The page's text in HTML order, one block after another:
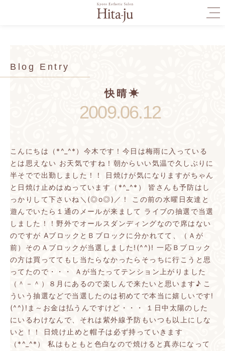
Blog Entry
快晴☀
2009.06.12
こんにちは（*^_^*）今木です！今日は梅雨に入っている
とは思えない お天気ですね！朝からいい気温で久しぶりに
半そでで出勤しました！！
日焼けが気になりますがちゃん
と日焼け止めはぬっています（*^_^*）
皆さんも予防はし
っかりして下さいね＼(◎o◎)／！
この前の水曜日友達と
遊んでいたら１通のメールが来まして ライブの抽選で当選
しました！！野外でオールスダンディングなので席はない
のですが AブロックとＢブロックに分かれてて、（Ａが
前）そのＡブロックが当選しました!(^^)! 一応Ｂブロック
の方は買っててもし当たらなかったらそっちに行こうと思
ってたので・・・
Ａが当たってテンション上がりました
（＾－＾）８月にあるので楽しんで来たいと思います♪ こ
ういう抽選などで当選したのは初めてで本当に嬉しいです!
(^^)!ま～お金は払うんですけど・・・
１日中太陽のした
にいるわけなんで、それは紫外線予防もいつも以上にしな
いと！！
日焼け止めと帽子は必ず持っていきます
（*^_^*）
私はもともと色白なので焼けると真赤になって